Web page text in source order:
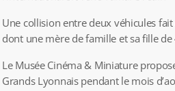
Une collision entre deux véhicules
dont une mère de famille et sa fille de
Le Musée Cinéma & Miniature
Grands Lyonnais pendant le mois